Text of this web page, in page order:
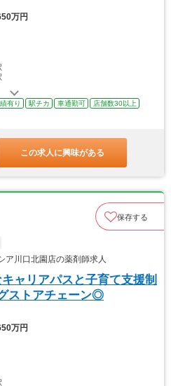
万円
有り 駅チカ 車通勤可
店舗数30以上
この求人に興味がある
保存する
川口北園店の薬剤師求人
ャリアパスと子育て支援制
ストアチェーン◎
万円